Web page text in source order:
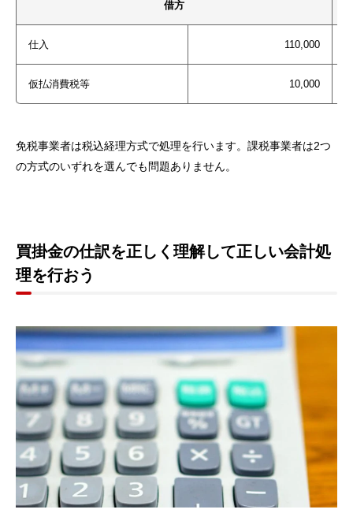
借方
仕入 110,000
仮払消費税等 10,000
免税事業者は税込経理方式で処理を行います。課税事業者は2つ
の方式のいずれを選んでも問題ありません。
買掛金の仕訳を正しく理解して正しい会計処
理を行おう